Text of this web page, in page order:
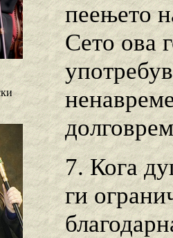
пеењето
Сето ова
7. Кога
ги